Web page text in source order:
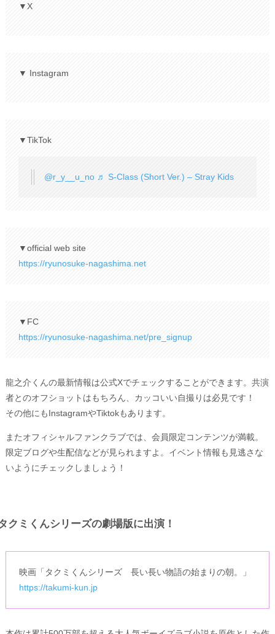
▼X
▼ Instagram
▼TikTok
@r_y__u_no ♬ S-Class (Short Ver.) – Stray Kids
▼official web site
https://ryunosuke-nagashima.net
▼FC
https://ryunosuke-nagashima.net/pre_signup
龍之介くんの最新情報は公式Xでチェックすることができます。共演
者とのオフショットはもちろん、カッコいい自撮りは必見です！
その他にもInstagramやTiktokもあります。
またオフィシャルファンクラブでは、会員限定コンテンツが満載。
限定ブログや生配信などが見られますよ。イベント情報も見逃さな
いようにチェックしましょう！
クミくんシリーズの劇場版に出演！
映画「タクミくんシリーズ 長い長い物語の始まりの朝。」
https://takumi-kun.jp